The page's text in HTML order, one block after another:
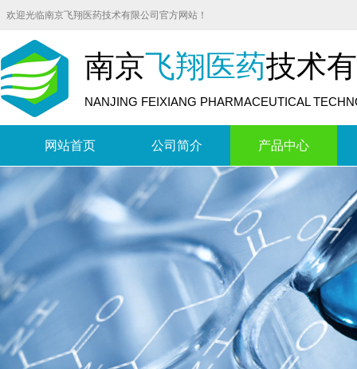
欢迎光临南京飞翔医药技术有限公司官方网站！
南京飞翔医药技术
NANJING FEIXIANG PHARMACEUTICAL
网站首页 公司简介 产品中心